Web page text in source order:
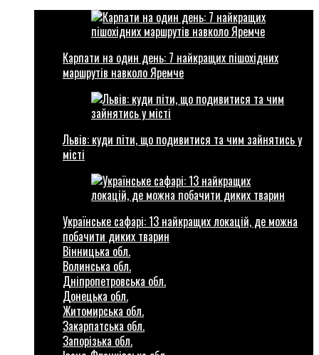
Карпати на один день: 7 найкращих пішохідних
маршрутів навколо Яремче
Львів: куди піти, що подивитися та чим зайнятись у
місті
Українське сафарі: 13 найкращих локацій, де можна
побачити диких тварин
Вінницька обл.
Волинська обл.
Дніпропетровська обл.
Донецька обл.
Житомирська обл.
Закарпатська обл.
Запорізька обл.